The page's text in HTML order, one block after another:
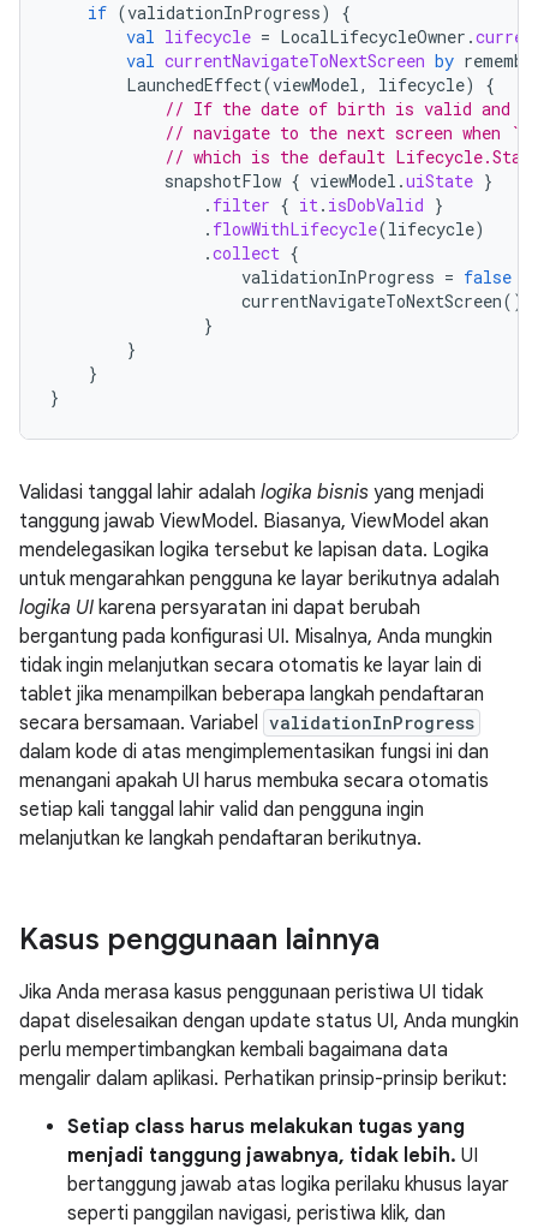
if (validationInProgress)
{
val lifecycle = LocalLifecycleOwner .
val currentNavigateToNextScreen by
LaunchedEffect(viewModel, lifecycle)
{
// If the date of birth is valid and
// navigate to the next screen when
// which is the default
snapshotFlow { viewModel .uiState }
. filter { it. isDobValid }
. flowWithLifecycle(lifecycle)
.collect {
validationInProgress = false
currentNavigateToNextScreen()
}
}
}
}
Validasi tanggal lahir adalah logika bisnis yang menjadi
tanggung jawab ViewModel. Biasanya, ViewModel akan
mendelegasikan logika tersebut ke lapisan data. Logika
untuk mengarahkan pengguna ke layar berikutnya adalah
logika UI karena persyaratan ini dapat berubah
bergantung pada konfigurasi UI. Misalnya, Anda mungkin
tidak ingin melanjutkan secara otomatis ke layar lain di
tablet jika menampilkan beberapa langkah pendaftaran
secara bersamaan. Variabel validationInProgress
dalam kode di atas mengimplementasikan fungsi ini dan
menangani apakah UI harus membuka secara otomatis
setiap kali tanggal lahir valid dan pengguna ingin
melanjutkan ke langkah pendaftaran berikutnya.
Kasus penggunaan lainnya
Jika Anda merasa kasus penggunaan peristiwa UI tidak
dapat diselesaikan dengan update status UI, Anda mungkin
perlu mempertimbangkan kembali bagaimana data
mengalir dalam aplikasi. Perhatikan prinsip-prinsip berikut:
Setiap class harus melakukan tugas yang
menjadi tanggung jawabnya, tidak lebih. UI
bertanggung jawab atas logika perilaku khusus layar
seperti panggilan navigasi, peristiwa klik, dan